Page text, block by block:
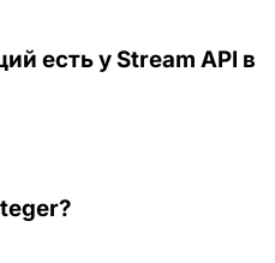
есть у Stream API в